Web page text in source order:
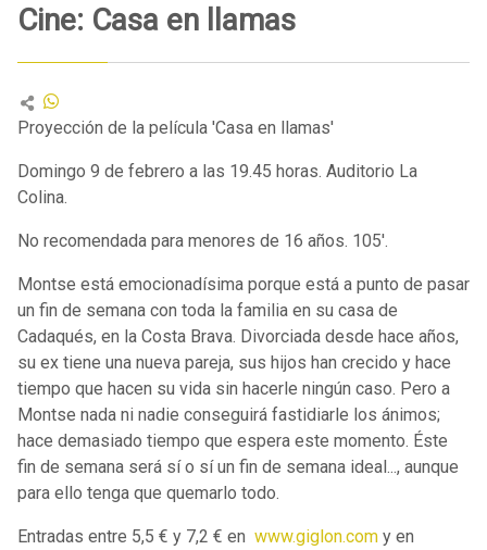
Cine: Casa en llamas
Proyección de la película 'Casa en llamas'
Domingo 9 de febrero a las 19.45 horas. Auditorio La
Colina.
No recomendada para menores de 16 años. 105'.
Montse está emocionadísima porque está a punto de pasar
un fin de semana con toda la familia en su casa de
Cadaqués, en la Costa Brava. Divorciada desde hace años,
su ex tiene una nueva pareja, sus hijos han crecido y hace
tiempo que hacen su vida sin hacerle ningún caso. Pero a
Montse nada ni nadie conseguirá fastidiarle los ánimos;
hace demasiado tiempo que espera este momento. Éste
fin de semana será sí o sí un fin de semana ideal..., aunque
para ello tenga que quemarlo todo.
Entradas entre 5,5 € y 7,2 € en www.giglon.com y en